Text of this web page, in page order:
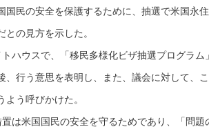
国民の安全を保護するために、抽選で米国永
との見方を示した。
ハウスで、「移民多様化ビザ抽選プログラム
、行う意思を表明し、また、議会に対して、
う呼びかけた。
は米国国民の安全を守るためであり、「問題